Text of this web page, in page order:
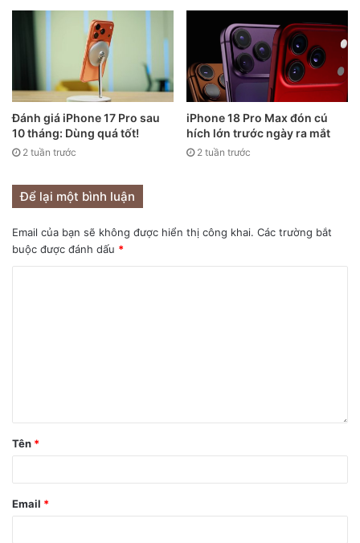
lại.
Đánh giá iPhone 17 Pro sau
10 tháng: Dùng quá tốt!
2 tuần trước
iPhone 18 Pro Max đón cú
hích lớn trước ngày ra mắt
2 tuần trước
Để lại một bình luận
Email của bạn sẽ không được hiển thị công khai. Các trường bắt
buộc được đánh dấu *
Tên *
Email *